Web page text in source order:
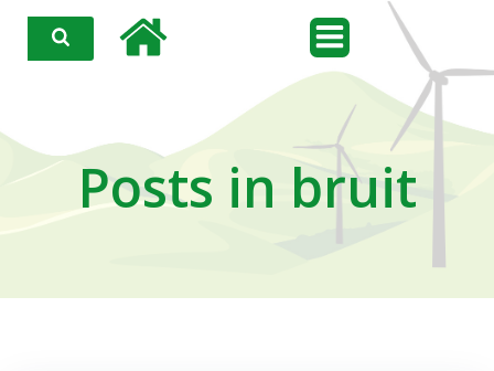
contenu
Posts in bruit